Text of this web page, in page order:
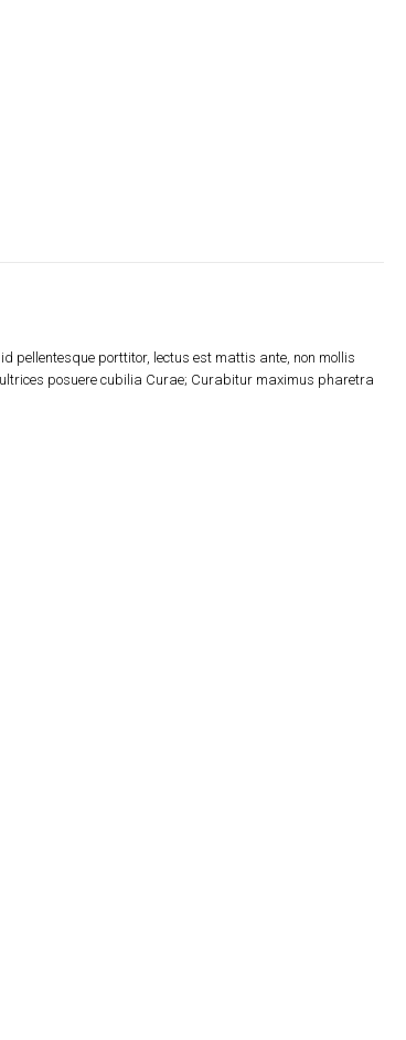
pellentesque porttitor, lectus est mattis ante, non mollis
posuere cubilia Curae; Curabitur maximus pharetra